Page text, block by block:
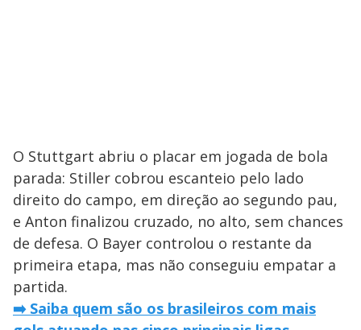
O Stuttgart abriu o placar em jogada de bola
parada: Stiller cobrou escanteio pelo lado
direito do campo, em direção ao segundo pau,
e Anton finalizou cruzado, no alto, sem chances
de defesa. O Bayer controlou o restante da
primeira etapa, mas não conseguiu empatar a
partida.
➡️ Saiba quem são os brasileiros com mais